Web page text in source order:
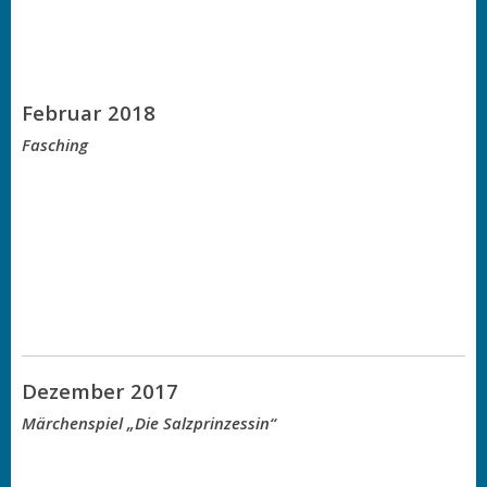
Februar 2018
Fasching
Dezember 2017
Märchenspiel „Die Salzprinzessin“